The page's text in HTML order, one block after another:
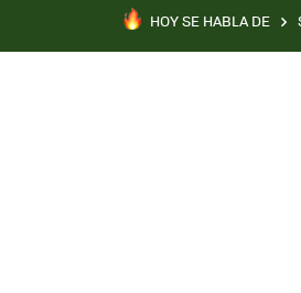
HOY SE HABLA DE